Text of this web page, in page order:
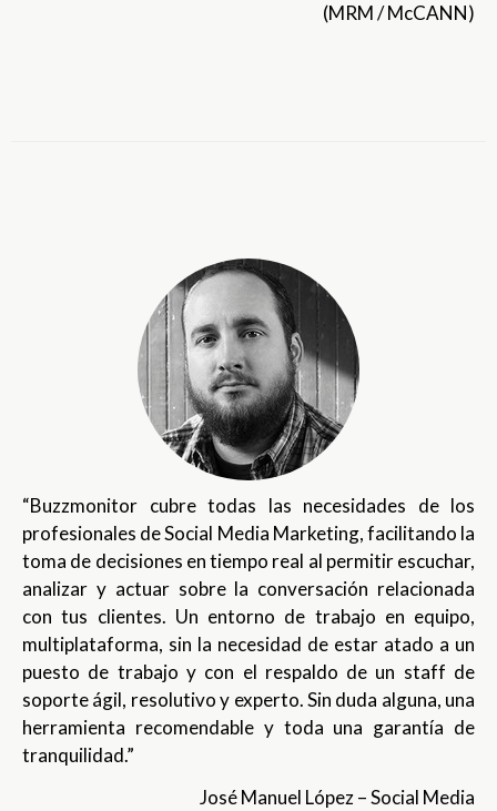
(MRM / McCANN)
“Buzzmonitor cubre todas las necesidades de los
profesionales de Social Media Marketing, facilitando la
toma de decisiones en tiempo real al permitir escuchar,
analizar y actuar sobre la conversación relacionada
con tus clientes. Un entorno de trabajo en equipo,
multiplataforma, sin la necesidad de estar atado a un
puesto de trabajo y con el respaldo de un staff de
soporte ágil, resolutivo y experto. Sin duda alguna, una
herramienta recomendable y toda una garantía de
tranquilidad.”
José Manuel López – Social Media